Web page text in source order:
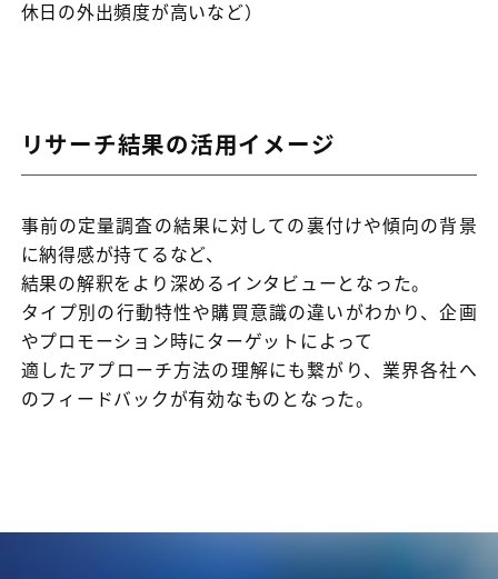
休日の外出頻度が高いなど）
リサーチ結果の活用イメージ
事前の定量調査の結果に対しての裏付けや傾向の背景
に納得感が持てるなど、
結果の解釈をより深めるインタビューとなった。
タイプ別の行動特性や購買意識の違いがわかり、企画
やプロモーション時にターゲットによって
適したアプローチ方法の理解にも繋がり、業界各社へ
のフィードバックが有効なものとなった。